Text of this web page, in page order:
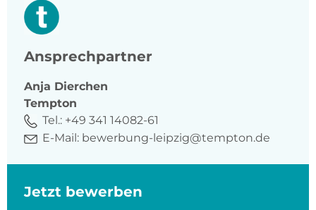
Ansprechpartner
Anja Dierchen
Tempton
Tel.: +49 341 14082-61
E-Mail: bewerbung-leipzig@tempton.de
Jetzt bewerben